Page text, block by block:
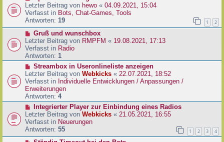
g
e
i
t
r
a
g
e
u
e
r
B
e
i
t
a
g
Letzter Beitrag von hewo « 04.09.2021, 15:04
Verfasst in Bots, Chat-Games, Tools
Antworten: 19 1 2
N
e
u
e
r
B
e
i
t
r
a
g
Gruß und wunschbox
Letzter Beitrag von RMPFM « 19.08.2021, 17:13
Verfasst in Radio
Antworten: 1
N
e
u
e
r
B
e
i
t
r
Streambox in Useronlineliste anzeigen
Letzter Beitrag von Webkicks « 22.07.2021, 18:52
Verfasst in Individuelle Entwicklungen / Anpassungen /
Erweiterungen
Antworten: 4
N
e
u
e
r
Integrierter Player zur Einbindung eines Radios
Letzter Beitrag von Webkicks « 21.05.2021, 16:55
Verfasst in Neuerungen
Antworten: 55 1 2 3 4